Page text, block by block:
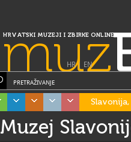
HRVATSKI MUZEJI I ZBIRKE ONLINE
muz
HR| EN
PRETRAŽIVANJE
Muzej